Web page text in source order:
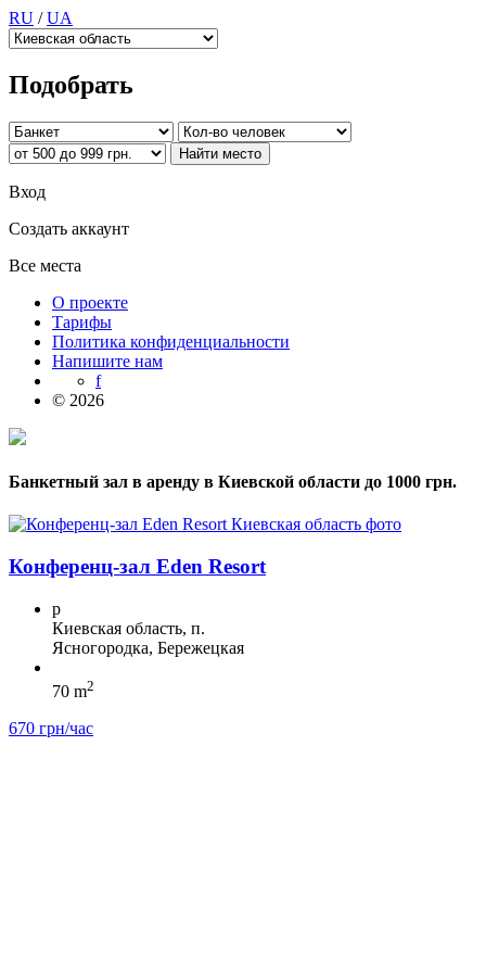
RU /UA
Подобрать
Вход
Создать аккаунт
Все места
О проекте
Тарифы
Политика конфиденциальности
Напишите нам
f
© 2026
Банкетный зал в аренду в Киевской области до 1000 грн.
Конференц-зал Eden Resort
p
Киевская область, п.
Ясногородка, Бережецкая
70 m2
670 грн/час